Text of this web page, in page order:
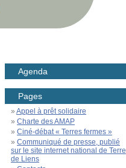
Agenda
Pages
Appel à prêt solidaire
Charte des AMAP
Ciné-débat « Terres fermes »
Communiqué de presse, publié
sur le site internet national de Terre
de Liens